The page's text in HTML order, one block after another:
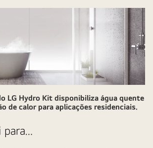
LG Hydro Kit disponibiliza água quente
de calor para aplicações residenciais.
para…